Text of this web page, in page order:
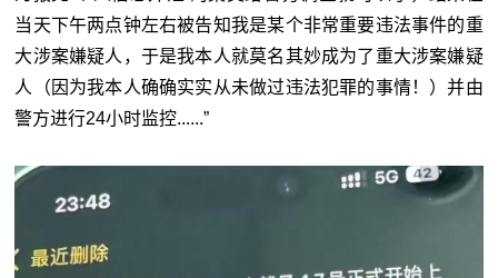
当天下午两点钟左右被告知我是某个非常重要违法事件的重
大涉案嫌疑人，于是我本人就莫名其妙成为了重大涉案嫌疑
人（因为我本人确确实实从未做过违法犯罪的事情！）并由
警方进行24小时监控......”